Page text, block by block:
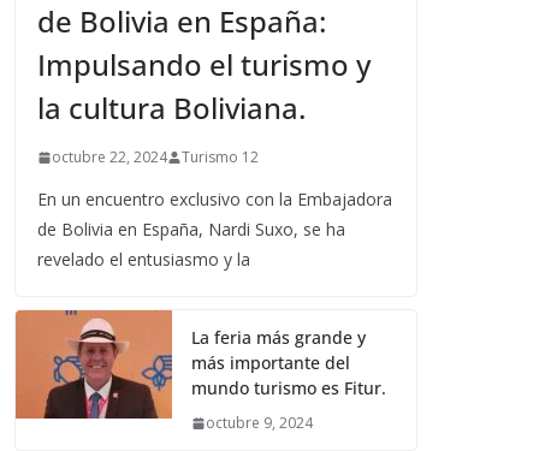
de Bolivia en España:
Impulsando el turismo y
la cultura Boliviana.
octubre 22, 2024 Turismo 12
En un encuentro exclusivo con la Embajadora
de Bolivia en España, Nardi Suxo, se ha
revelado el entusiasmo y la
La feria más grande y
más importante del
mundo turismo es Fitur.
octubre 9, 2024